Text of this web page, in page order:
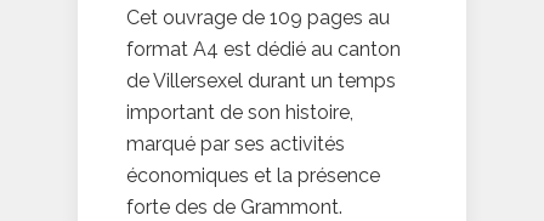
Cet ouvrage de 109 pages au
format A4 est dédié au canton
de Villersexel durant un temps
important de son histoire,
marqué par ses activités
économiques et la présence
forte des de Grammont.